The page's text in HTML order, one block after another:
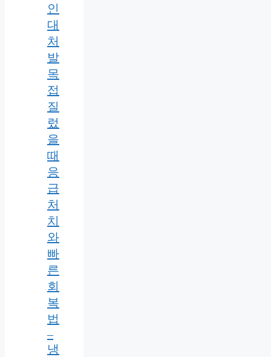
인
대
처
발
목
접
질
렀
을
때
응
급
처
치
와
빠
른
회
복
법
–
냉